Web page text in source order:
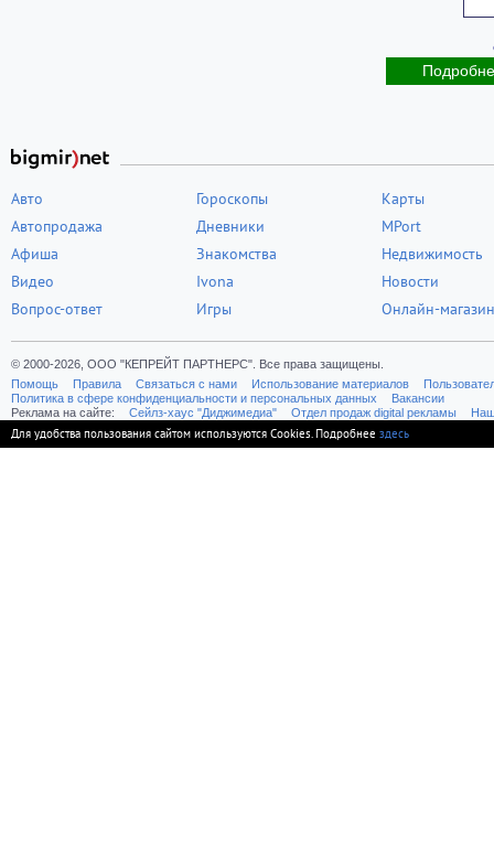
Авто
Автопродажа
Афиша
Видео
Вопрос-ответ
Гороскопы
Дневники
Знакомства
Ivona
Игры
Карты
MPort
Недвижимость
Новости
Онлайн-магазин
© 2000-2026, ООО "КЕПРЕЙТ ПАРТНЕРС". Все права защищены.
Помощь
Правила Связаться с нами Использование материалов
Политика в сфере конфиденциальности и персональных данных
Вакансии
Реклама на сайте:
Cейлз-хаус "Диджимедиа" Отдел продаж digital рекламы
Для удобства пользования сайтом используются Cookies. Подробнее здесь